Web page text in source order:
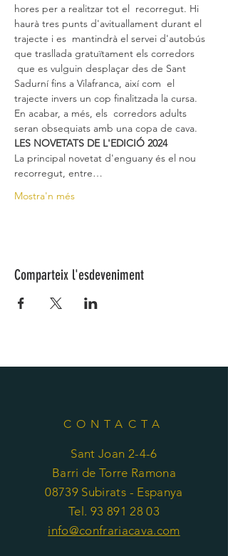
hores per a realitzar tot el  recorregut. Hi
haurà tres punts d'avituallament durant el
trajecte i es  mantindrà el servei d'autobús
que trasllada gratuïtament els corredors
que es vulguin desplaçar des de Sant
Sadurní fins a Vilafranca, així com  el
trajecte invers un cop finalitzada la cursa.
En acabar, a més, els  corredors adults
seran obsequiats amb una copa de cava.
LES NOVETATS DE L'EDICIÓ 2024
La principal novetat d'enguany és el nou
recorregut, entre…
Mostra'n més
Comparteix l'esdeveniment
CONTACTA
Sant Joan 2-4-6
Barri de Torre Ramona
08739 Subirats - Espanya
Tel. 93 891 28 03
info@confrariacava.com